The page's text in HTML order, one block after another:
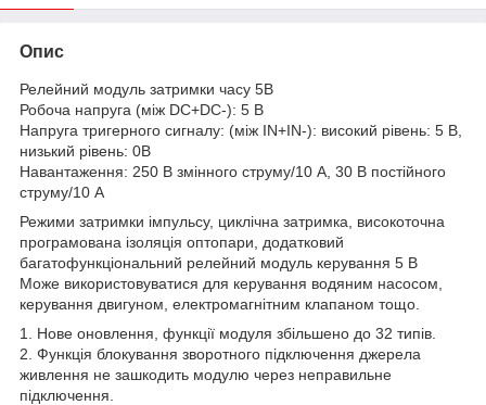
Опис
Релейний модуль затримки часу 5В
Робоча напруга (між DC+DC-): 5 В
Напруга тригерного сигналу: (між IN+IN-): високий рівень: 5 В,
низький рівень: 0В
Навантаження: 250 В змінного струму/10 А, 30 В постійного
струму/10 А
Режими затримки імпульсу, циклічна затримка, високоточна
програмована ізоляція оптопари, додатковий
багатофункціональний релейний модуль керування 5 В
Може використовуватися для керування водяним насосом,
керування двигуном, електромагнітним клапаном тощо.
1. Нове оновлення, функції модуля збільшено до 32 типів.
2. Функція блокування зворотного підключення джерела
живлення не зашкодить модулю через неправильне
підключення.